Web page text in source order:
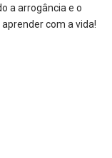
a arrogância e o
com a vida!